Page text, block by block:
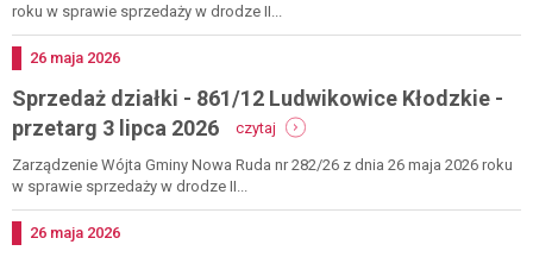
bożków
przetarg
17
lipca
2026
roku w sprawie sprzedaży w drodze II...
Dodano
26 maja 2026
Sprzedaż działki - 861/12 Ludwikowice Kłodzkie -
przetarg 3 lipca 2026
czytaj
sprzedaż
działki
Zarządzenie Wójta Gminy Nowa Ruda nr 282/26 z dnia 26 maja 2026 roku
w sprawie sprzedaży w drodze II...
Dodano
26 maja 2026